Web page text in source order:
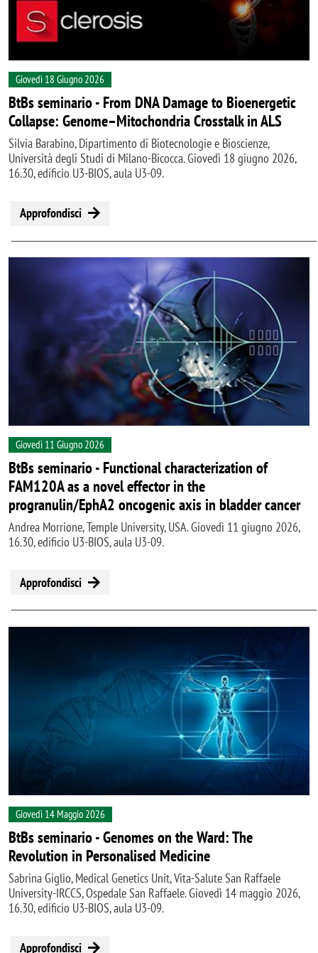
Giovedì 18 Giugno 2026
BtBs seminario - From DNA Damage to Bioenergetic
Collapse: Genome–Mitochondria Crosstalk in ALS
Silvia Barabino, Dipartimento di Biotecnologie e Bioscienze,
Università degli Studi di Milano-Bicocca. Giovedì 18 giugno 2026,
16.30, edificio U3-BIOS, aula U3-09.
Approfondisci
Giovedì 11 Giugno 2026
BtBs seminario - Functional characterization of
FAM120A as a novel effector in the
progranulin/EphA2 oncogenic axis in bladder cancer
Andrea Morrione, Temple University, USA. Giovedì 11 giugno 2026,
16.30, edificio U3-BIOS, aula U3-09.
Approfondisci
Giovedì 14 Maggio 2026
BtBs seminario - Genomes on the Ward: The
Revolution in Personalised Medicine
Sabrina Giglio, Medical Genetics Unit, Vita-Salute San Raffaele
University-IRCCS, Ospedale San Raffaele. Giovedì 14 maggio 2026,
16.30, edificio U3-BIOS, aula U3-09.
Approfondisci